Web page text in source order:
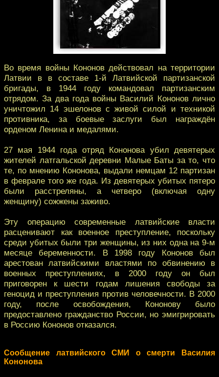
Во время войны Кононов действовал на территории
Латвии в в составе 1-й Латвийской партизанской
бригады, в 1944 году командовал партизанским
отрядом. За два года войны Василий Кононов лично
уничтожил 14 эшелонов с живой силой и техникой
противника, за боевые заслуги был награждён
орденом Ленина и медалями.
27 мая 1944 года отряд Кононова убил девятерых
жителей латгальской деревни Малые Баты за то, что
те, по мнению Кононова, выдали немцам 12 партизан
в феврале того же года. Из девятерых убитых пятеро
были расстреляны, а четверо (включая одну
женщину) сожжены заживо.
Эту операцию современные латвийские власти
расценивают как военное преступление, поскольку
среди убитых были три женщины, из них одна на 9-м
месяце беременности. В 1998 году Кононов был
арестован латвийскими властями по обвинению в
военных преступлениях, в 2000 году он был
приговорен к шести годам лишения свободы за
геноцид и преступления против человечности. В 2000
году, после освобождения, Кононову было
предоставлено гражданство России, но эмигрировать
в Россию Кононов отказался.
Сообщение латвийскогоСМИ о смерти Василия
Кононова